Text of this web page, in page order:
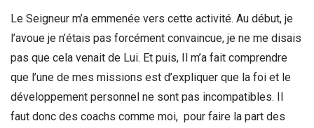
Le Seigneur m’a emmenée vers cette activité. Au début, je
l’avoue je n’étais pas forcément convaincue, je ne me disais
pas que cela venait de Lui. Et puis, Il m’a fait comprendre
que l’une de mes missions est d’expliquer que la foi et le
développement personnel ne sont pas incompatibles. Il
faut donc des coachs comme moi, pour faire la part des